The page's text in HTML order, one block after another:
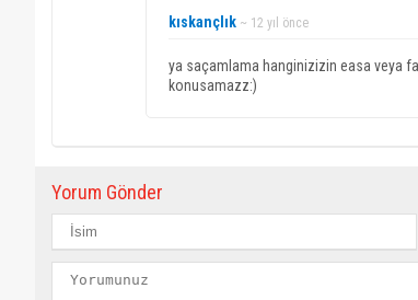
kıskançlık ~ 12 yıl önce
ya saçamlama hanginizizin easa veya
konusamazz:)
Yorum Gönder